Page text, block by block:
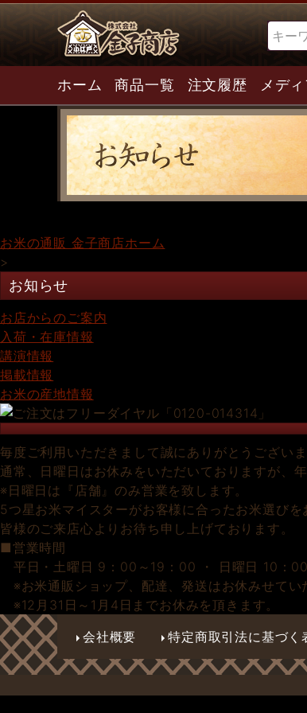
検索
ホーム 商品一覧 注文履歴 メデ
お米の通販 金子商店ホーム
>
お知らせ
お店からのご案内
入荷・在庫情報
講演情報
掲載情報
お米の産地情報
毎度ご利用いただきまして誠にありがとうございま
通常、日曜日はお休みをいただいておりますが、
※日曜日は『店舗』のみ営業を致します。
5つ星お米マイスターがお客様に合ったお米選びを
皆様のご来店心よりお待ち申し上げております。
■営業時間
平日・土曜日 9：00～19：00 ・ 日曜日 10：
※お米通販ショップ、配達、発送はお休みせてい
※12月31日～1月4日までお休みを頂きます。
会社概要
特定商取引法に基づく